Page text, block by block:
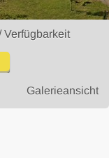
Verfügbarkeit
Galerieansicht